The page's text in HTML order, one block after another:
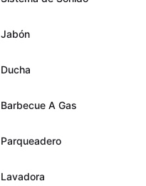
Jabón
Ducha
Barbecue A Gas
Parqueadero
Lavadora